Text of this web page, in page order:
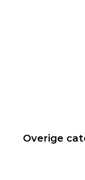
Overige